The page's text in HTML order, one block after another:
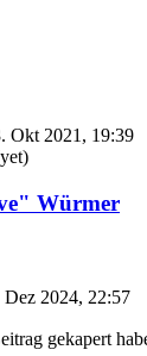
Okt 2021, 19:39
Würmer
2024, 22:57
gekapert